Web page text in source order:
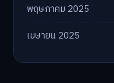
พฤษภาคม 2025
เมษายน 2025